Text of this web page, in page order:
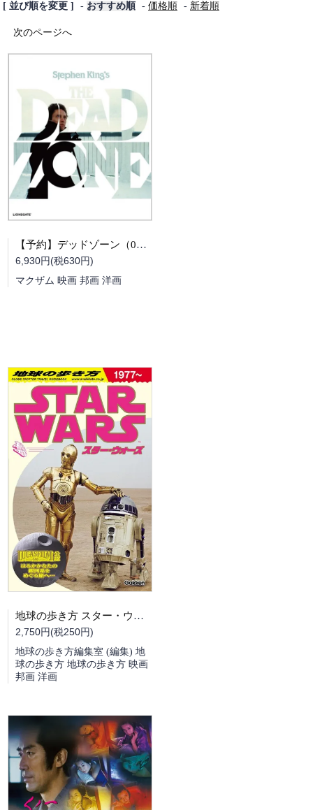
[ 並び順を変更 ] - おすすめ順 - 価格順 - 新着順
次のページへ
【予約】デッドゾーン（09/25頃発送予定）
6,930円(税630円)
マクザム 映画 邦画 洋画
地球の歩き方 スター・ウォーズ
2,750円(税250円)
地球の歩き方編集室 (編集) 地
球の歩き方 地球の歩き方 映画
邦画 洋画